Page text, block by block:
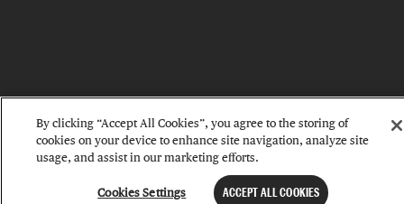
By clicking “Accept All Cookies”, you agree to the storing of
cookies on your device to enhance site navigation, analyze site
usage, and assist in our marketing efforts.
Cookies Settings ACCEPT ALL COOKIES